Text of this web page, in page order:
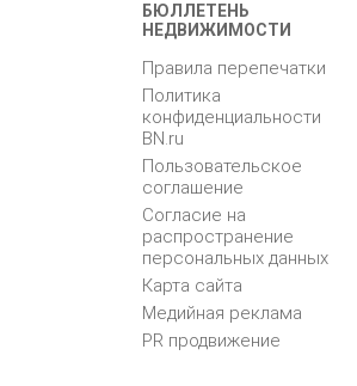
БЮЛЛЕТЕНЬ
НЕДВИЖИМОСТИ
Правила перепечатки
Политика
конфиденциальности
BN.ru
Пользовательское
соглашение
Согласие на
распространение
персональных данных
Карта сайта
Медийная реклама
PR продвижение